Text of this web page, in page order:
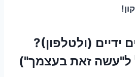
ידיים (ולטלפון)?
ל"עשה זאת בעצמך")